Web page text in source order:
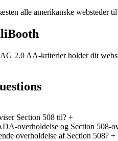
alle amerikanske websteder
2.0 AA-kriterier holder dit
Section 508 til? +
overholdelse og Section 508-
overholdelse af Section 508? +